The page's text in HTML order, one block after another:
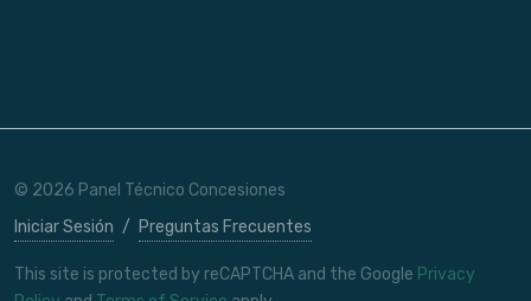
© 2026 Panel Técnico Concesiones
Iniciar Sesión / Preguntas Frecuentes
This site is protected by reCAPTCHA and the Google Privacy